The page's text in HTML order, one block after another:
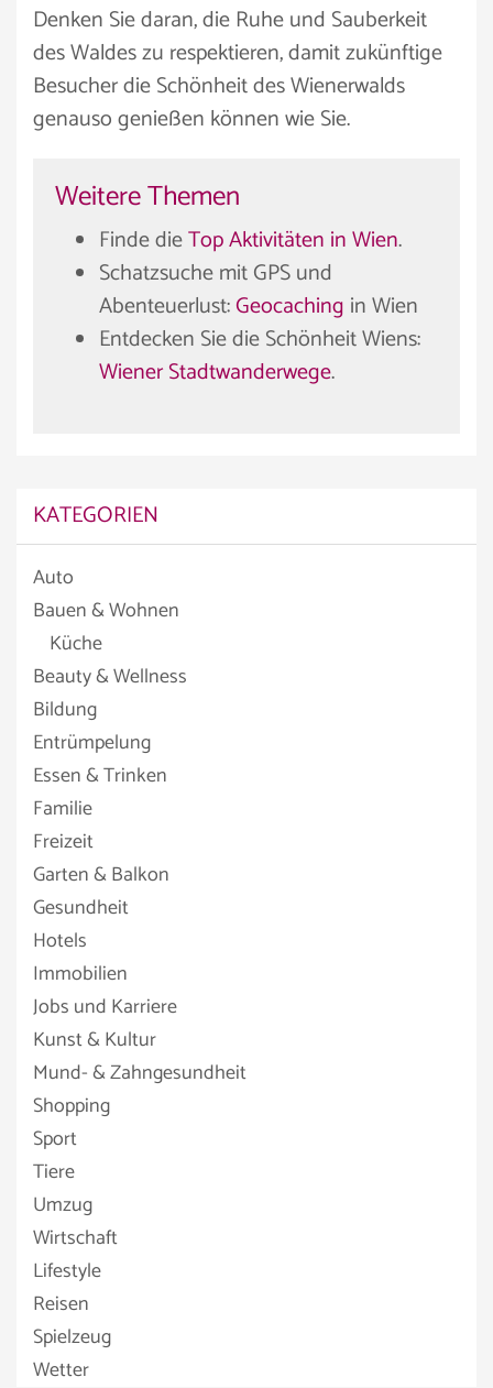
Denken Sie daran, die Ruhe und Sauberkeit
des Waldes zu respektieren, damit zukünftige
Besucher die Schönheit des Wienerwalds
genauso genießen können wie Sie.
Weitere Themen
Finde dieTop Aktivitäten in Wien.
Schatzsuche mit GPS und
Abenteuerlust:Geocaching in Wien
Entdecken Sie die Schönheit Wiens:
Wiener Stadtwanderwege.
KATEGORIEN
Auto
Bauen & Wohnen
Küche
Beauty & Wellness
Bildung
Entrümpelung
Essen & Trinken
Familie
Freizeit
Garten & Balkon
Gesundheit
Hotels
Immobilien
Jobs und Karriere
Kunst & Kultur
Mund- & Zahngesundheit
Shopping
Sport
Tiere
Umzug
Wirtschaft
Lifestyle
Reisen
Spielzeug
Wetter